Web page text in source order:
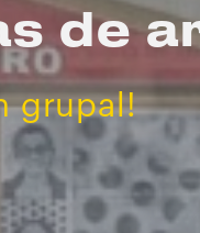
de
grupal!